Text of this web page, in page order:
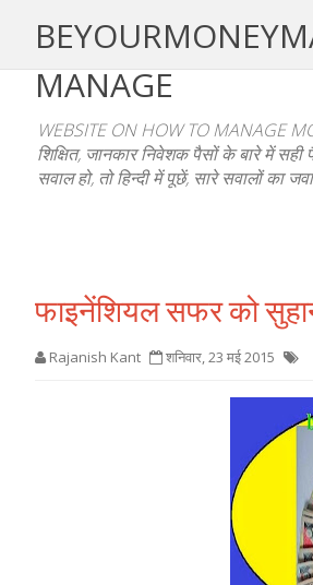
MANAGE
WEBSITE ON HOW TO MANAGE
शिक्षित, जानकार निवेशक पैसों के बारे में
सवाल हो, तो हिन्दी में पूछें, सारे सवालों का
फाइनेंशियल सफर को
Rajanish Kant शनिवार, 23 मई 2015